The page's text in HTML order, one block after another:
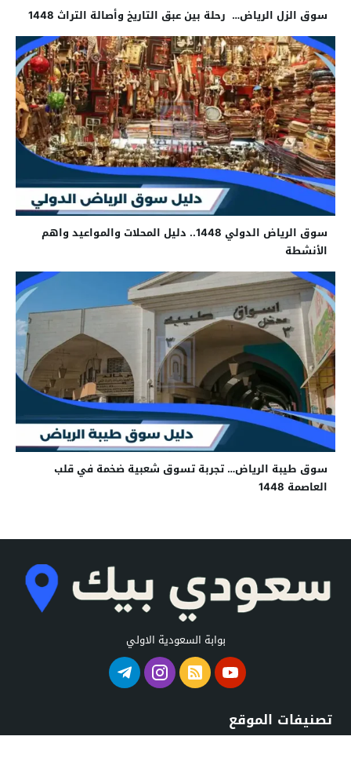
سوق الزل الرياض… رحلة بين عبق التاريخ وأصالة التراث 1448
سوق الرياض الدولي 1448.. دليل المحلات والمواعيد واهم
الأنشطة
سوق طيبة الرياض… تجربة تسوق شعبية ضخمة في قلب
العاصمة 1448
بوابة السعودية الاولي
تصنيفات الموقع